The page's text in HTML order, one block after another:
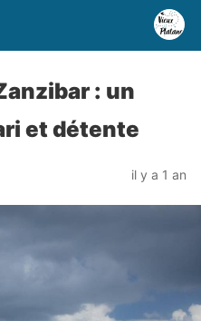
: un
et détente
il y a 1 an